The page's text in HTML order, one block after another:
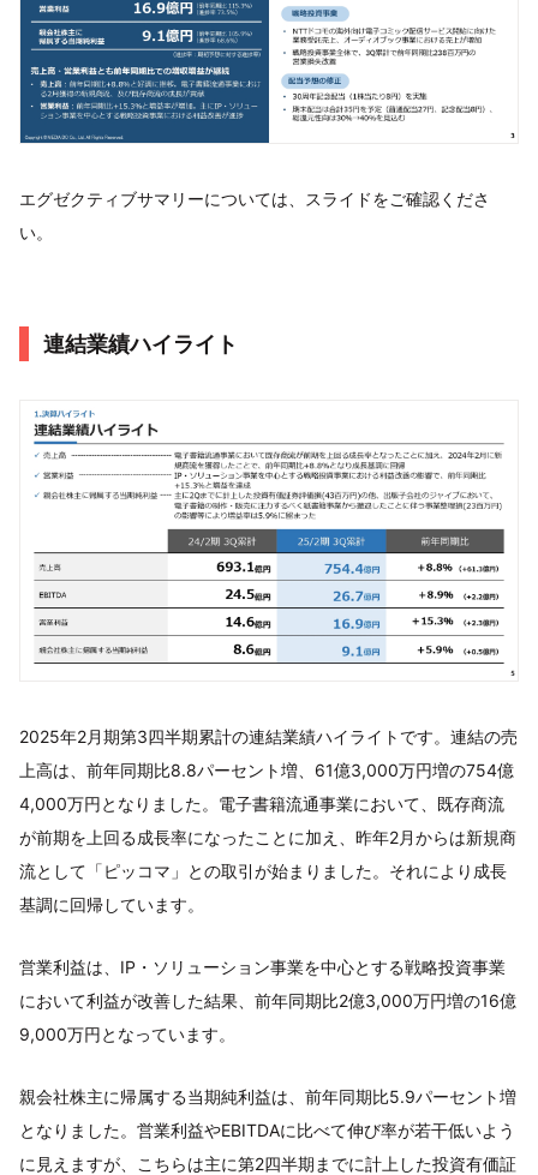
エグゼクティブサマリーについては、スライドをご確認くださ
い。
連結業績ハイライト
2025年2月期第3四半期累計の連結業績ハイライトです。連結の売
上高は、前年同期比8.8パーセント増、61億3,000万円増の754億
4,000万円となりました。電子書籍流通事業において、既存商流
が前期を上回る成長率になったことに加え、昨年2月からは新規商
流として「ピッコマ」との取引が始まりました。それにより成長
基調に回帰しています。
営業利益は、IP・ソリューション事業を中心とする戦略投資事業
において利益が改善した結果、前年同期比2億3,000万円増の16億
9,000万円となっています。
親会社株主に帰属する当期純利益は、前年同期比5.9パーセント増
となりました。営業利益やEBITDAに比べて伸び率が若干低いよう
に見えますが、こちらは主に第2四半期までに計上した投資有価証